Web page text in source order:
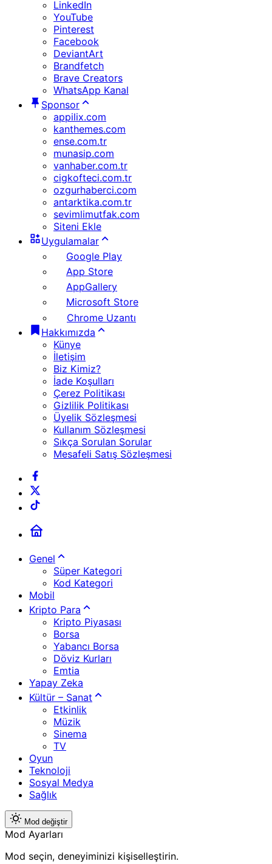
LinkedIn
YouTube
Pinterest
Facebook
DeviantArt
Brandfetch
Brave Creators
WhatsApp Kanal
Sponsor
appilix.com
kanthemes.com
ense.com.tr
munasip.com
vanhaber.com.tr
cigkofteci.com.tr
ozgurhaberci.com
antarktika.com.tr
sevimlimutfak.com
Siteni Ekle
Uygulamalar
Google Play
App Store
AppGallery
Microsoft Store
Chrome Uzantı
Hakkımızda
Künye
İletişim
Biz Kimiz?
İade Koşulları
Çerez Politikası
Gizlilik Politikası
Üyelik Sözleşmesi
Kullanım Sözleşmesi
Sıkça Sorulan Sorular
Mesafeli Satış Sözleşmesi
Genel
Süper Kategori
Kod Kategori
Mobil
Kripto Para
Kripto Piyasası
Borsa
Yabancı Borsa
Döviz Kurları
Emtia
Yapay Zeka
Kültür – Sanat
Etkinlik
Müzik
Sinema
TV
Oyun
Teknoloji
Sosyal Medya
Sağlık
Mod değiştir
Mod Ayarları
Mod seçin, deneyiminizi kişiselleştirin.